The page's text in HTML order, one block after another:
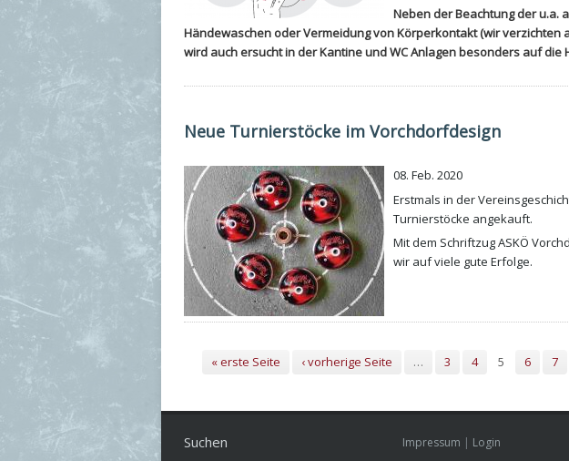
Neben der Beachtung der u.a.
Händewaschen oder Vermeidung von Körperkontakt (wir verzichten
wird auch ersucht in der Kantine und WC Anlagen besonders auf die
Neue Turnierstöcke im Vorchdorfdesign
08. Feb. 2020
Erstmals in der
Turnierstöcke angekauft.
Mit dem Schriftzug ASKÖ
wir auf viele gute Erfolge.
Seiten
« erste Seite ‹ vorherige Seite … 3 4 5 6 7
Suchen Impressum | Login